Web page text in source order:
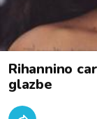
Rihannino
glazbe